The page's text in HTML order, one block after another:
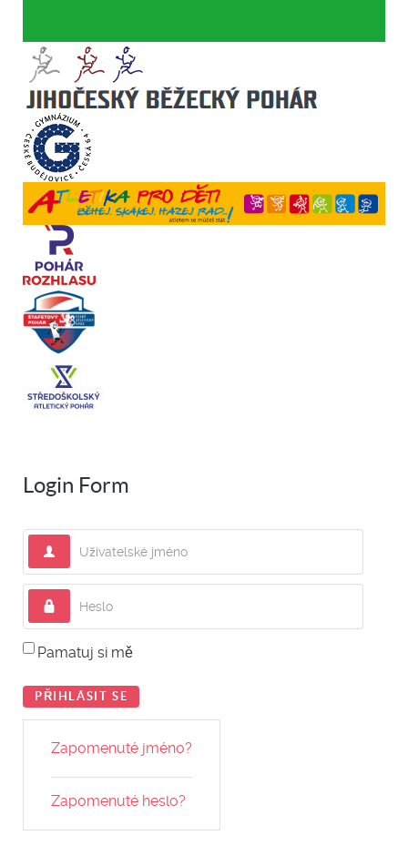
Login Form
Uživatelské jméno
Heslo
Pamatuj si mě
PŘIHLÁSIT SE
Zapomenuté jméno?
Zapomenuté heslo?